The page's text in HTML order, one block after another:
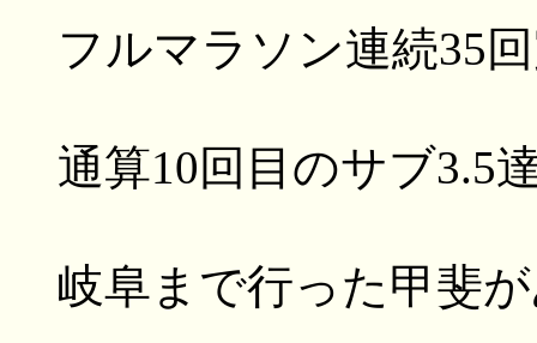
フルマラソン連続35
通算10回目のサブ3.5
岐阜まで行った甲斐